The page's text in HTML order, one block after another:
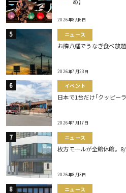
2026年8月6日
ニュース
お隣八幡でうなぎ食べ放題
2026年7月23日
イベント
日本で1台だけ｢クッピー
2026年7月17日
ニュース
枚方モールが全館休館。
2026年8月3日
ニュース